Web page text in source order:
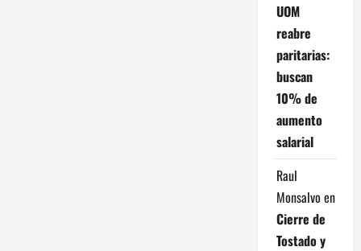
UOM
reabre
paritarias:
buscan
10% de
aumento
salarial
Raul
Monsalvo en
Cierre de
Tostado y